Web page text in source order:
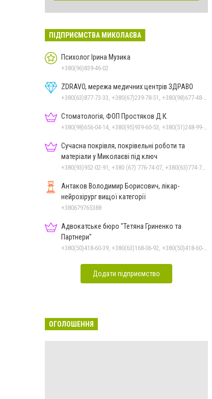
ПІДПРИЄМСТВА МИКОЛАЄВА
Психолог Ірина Музика
+380(96)839-46-02
ZDRAVO, мережа медичних центрів ЗДРАВО
Стоматологія, ФОП Простяков Д.К.
Сучасна покрівля, покрівельні роботи та
матеріали у Миколаєві під ключ
Антаков Володимир Борисович, лікар-
нейрохірург вищої категорії
+380679765388
Адвокатське бюро "Тетяна Гриненко та
Партнери"
Додати підприємство
ОГОЛОШЕННЯ